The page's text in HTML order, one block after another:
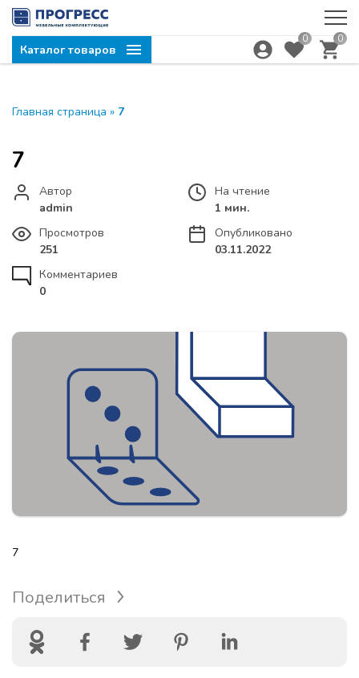
Каталог товаров
0 0
Главная страница » 7
7
Автор
admin
На чтение
1 мин.
Просмотров
251
Опубликовано
03.11.2022
Комментариев
0
7
Поделиться